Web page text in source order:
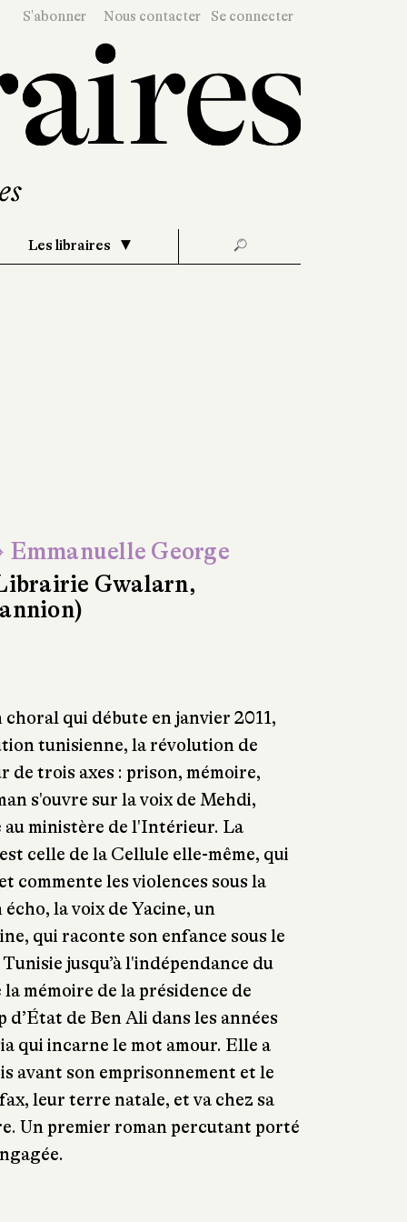
S'abonner Nous contacter Se connecter
Les libraires 🔎
George
Gwalarn,
qui débute en janvier 2011,
tunisienne, la révolution de
de trois axes : prison, mémoire,
s'ouvre sur la voix de Mehdi,
au ministère de l'Intérieur. La
celle de la Cellule elle-même, qui
commente les violences sous la
la voix de Yacine, un
qui raconte son enfance sous le
jusqu’à l'indépendance du
mémoire de la présidence de
de Ben Ali dans les années
qui incarne le mot amour. Elle a
avant son emprisonnement et le
leur terre natale, et va chez sa
Un premier roman percutant porté